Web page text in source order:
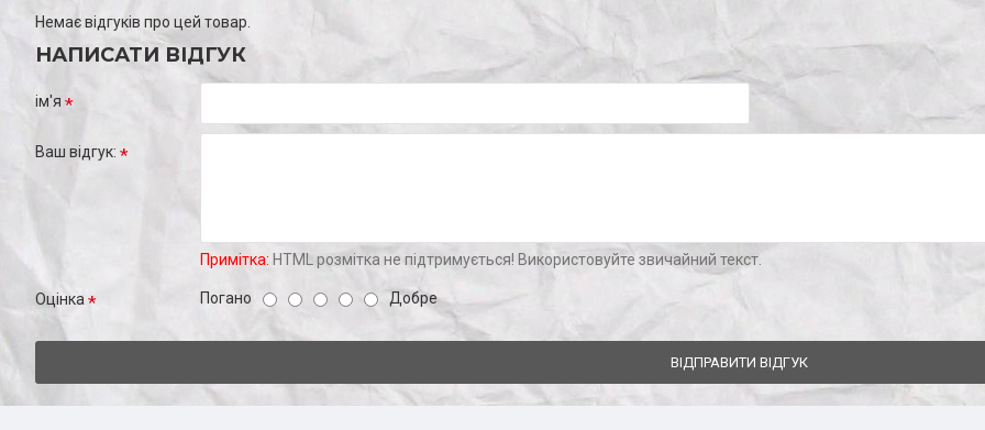
Немає відгуків про цей товар.
НАПИСАТИ ВІДГУК
ім'я
Ваш відгук:
Примітка: HTML розмітка не підтримується! Використовуйте звичайний текст.
Оцінка Погано Добре
ВІДПРАВИТИ ВІДГУК